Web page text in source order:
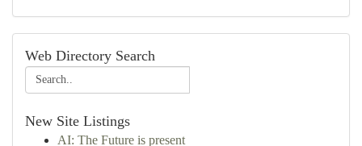
Web Directory Search
New Site Listings
AI: The Future is present